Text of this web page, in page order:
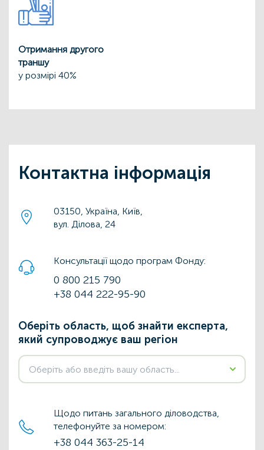
Отримання другого
траншу
у розмірі 40%
Контактна інформація
03150, Україна, Київ,
вул. Ділова, 24
Консультації щодо програм Фонду:
0 800 215 790
+38 044 222-95-90
Оберіть область, щоб знайти експерта,
який супроводжує ваш регіон
Щодо питань загального діловодства,
телефонуйте за номером:
+38 044 363-25-14